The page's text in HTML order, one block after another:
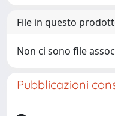
File in questo
Non ci sono file
Pubblicazioni